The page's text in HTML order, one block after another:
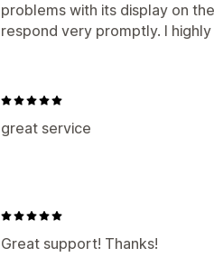
problems with its display on
respond very promptly. I
great service
Great support! Thanks!